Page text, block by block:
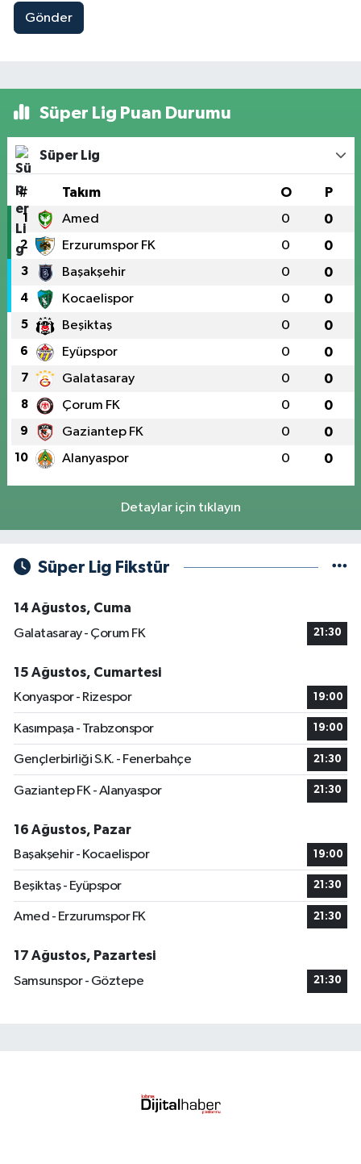
Gönder
Süper Lig Puan Durumu
Süper Lig
# Takım O P
1 Amed 0 0
2 Erzurumspor FK 0 0
3 Başakşehir 0 0
4 Kocaelispor 0 0
5 Beşiktaş 0 0
6 Eyüpspor 0 0
7 Galatasaray 0 0
8 Çorum FK 0 0
9 Gaziantep FK 0 0
10 Alanyaspor 0 0
Detaylar için tıklayın
Süper Lig Fikstür
14 Ağustos, Cuma
Galatasaray - Çorum FK
21:30
15 Ağustos, Cumartesi
Konyaspor - Rizespor
19:00
Kasımpaşa - Trabzonspor 19:00
Gençlerbirliği S.K. - Fenerbahçe 21:30
Gaziantep FK - Alanyaspor 21:30
16 Ağustos, Pazar
Başakşehir - Kocaelispor
19:00
Beşiktaş - Eyüpspor 21:30
Amed - Erzurumspor FK 21:30
17 Ağustos, Pazartesi
Samsunspor - Göztepe
21:30